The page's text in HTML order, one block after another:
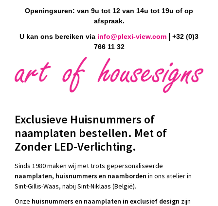
Openingsuren: van 9u tot 12 van 14u tot 19u of op
afspraak.
U kan ons bereiken via info@plexi-view.com
+32 (0)3
766 11 32
Exclusieve Huisnummers of
naamplaten bestellen. Met of
Zonder LED-Verlichting.
Sinds 1980 maken wij met trots gepersonaliseerde
naamplaten, huisnummers en naamborden in ons atelier in
Sint-Gillis-Waas, nabij Sint-Niklaas (België).
Onze huisnummers en naamplaten in exclusief design zijn